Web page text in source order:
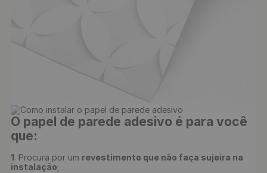
O papel de parede adesivo é para você
que:
1. Procura por um revestimento que não faça sujeira na
instalação;